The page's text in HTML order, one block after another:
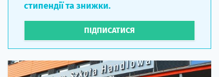
стипендії та знижки.
ПІДПИСАТИСЯ